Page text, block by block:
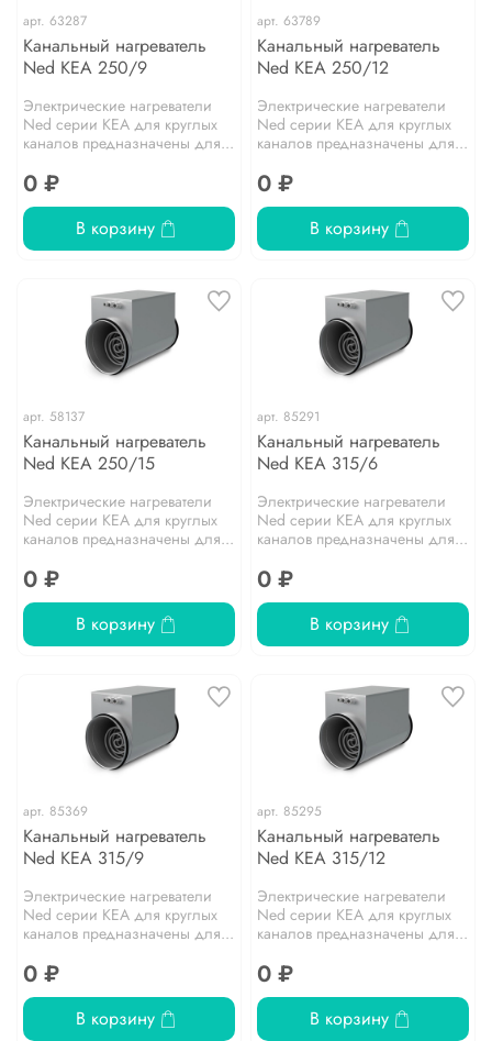
арт. 63287
Канальный нагреватель
Ned KEA 250/9
Электрические нагреватели
Ned серии KEA для круглых
каналов предназначены для...
0 ₽
В корзину
арт. 63789
Канальный нагреватель
Ned KEA 250/12
Электрические нагреватели
Ned серии KEA для круглых
каналов предназначены для...
0 ₽
В корзину
арт. 58137
Канальный нагреватель
Ned KEA 250/15
Электрические нагреватели
Ned серии KEA для круглых
каналов предназначены для...
0 ₽
В корзину
арт. 85291
Канальный нагреватель
Ned KEA 315/6
Электрические нагреватели
Ned серии KEA для круглых
каналов предназначены для...
0 ₽
В корзину
арт. 85369
Канальный нагреватель
Ned KEA 315/9
Электрические нагреватели
Ned серии KEA для круглых
каналов предназначены для...
0 ₽
В корзину
арт. 85295
Канальный нагреватель
Ned KEA 315/12
Электрические нагреватели
Ned серии KEA для круглых
каналов предназначены для...
0 ₽
В корзину